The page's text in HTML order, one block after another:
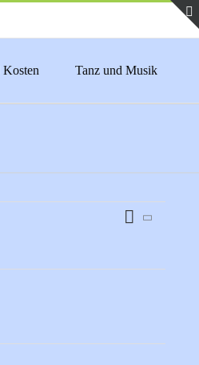
Kosten Tanz und Musik
Ansichten-